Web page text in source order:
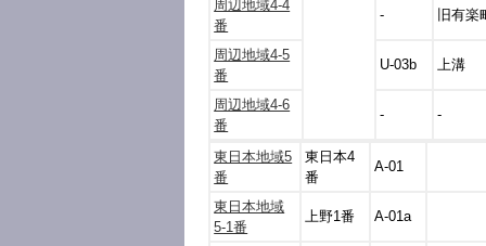
周辺地域4-4
番
- 旧有楽
周辺地域4-5
番
U-03b 上溝
周辺地域4-6
番
- -
東日本地域5
番
東日本4
番
A-01
東日本地域
5-1番
上野1番 A-01a